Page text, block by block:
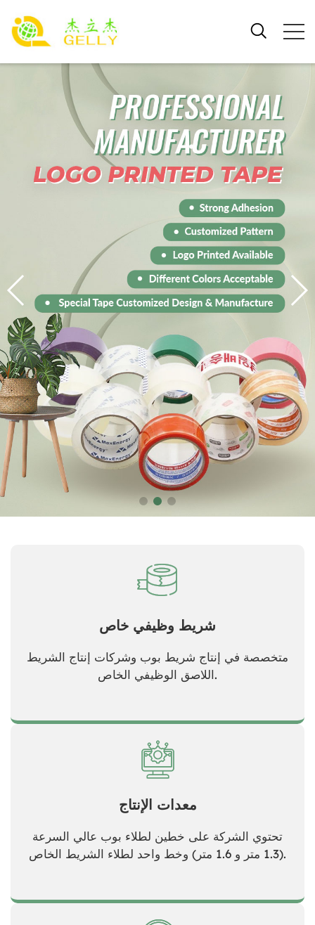
شريط وظيفي خاص
متخصصة في إنتاج شريط بوب وشركات إنتاج الشريط
اللاصق الوظيفي الخاص.
معدات الإنتاج
تحتوي الشركة على خطين لطلاء بوب عالي السرعة
(1.3 متر و 1.6 متر) وخط واحد لطلاء الشريط الخاص.